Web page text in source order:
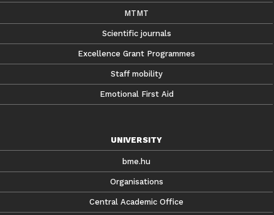
MTMT
Scientific journals
Excellence Grant Programmes
Staff mobility
Emotional First Aid
UNIVERSITY
bme.hu
Organisations
Central Academic Office